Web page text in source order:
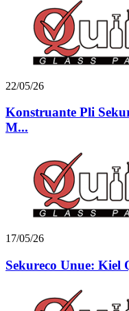
22/05/26
Konstruante Pli
M...
17/05/26
Sekureco Unue: Kiel